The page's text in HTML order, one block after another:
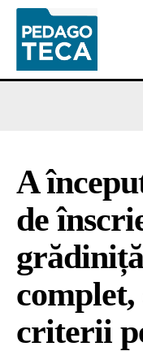
A
de
complet,
criterii